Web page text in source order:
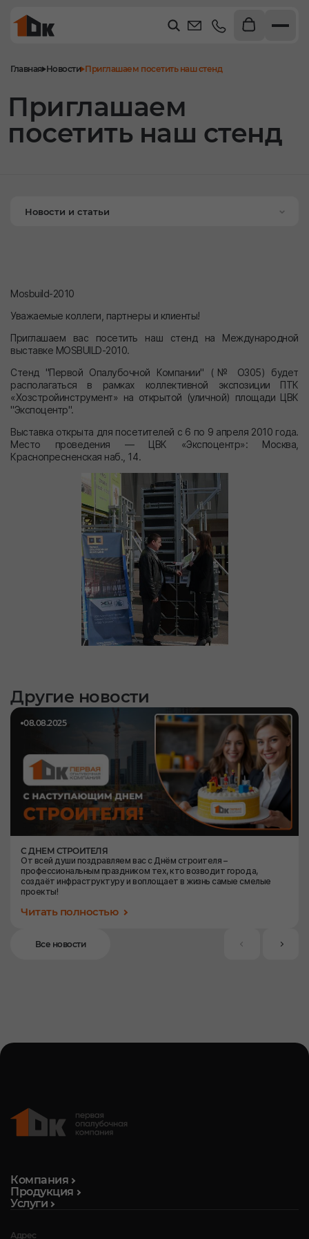
Приглашаем
посетить наш стенд
Главная Новости Приглашаем посетить наш стенд
Новости и статьи
Mosbuild-2010
Уважаемые коллеги, партнеры и клиенты!
Приглашаем вас посетить наш стенд на Международной
выставке MOSBUILD-2010.
Стенд "Первой Опалубочной Компании" (№ О305) будет
располагаться в рамках коллективной экспозиции ПТК
«Хозстройинструмент» на открытой (уличной) площади ЦВК
"Экспоцентр".
Выставка открыта для посетителей с 6 по 9 апреля 2010 года.
Место проведения — ЦВК «Экспоцентр»: Москва,
Краснопресненская наб., 14.
Другие новости
Все новости
С ДНЕМ СТРОИТЕЛЯ
От всей души поздравляем вас с Днём строителя –
профессиональным праздником тех, кто возводит города,
создаёт инфраструктуру и воплощает в жизнь самые смелые
проекты!
Читать полностью
08.08.2025
Компания
Продукция
Услуги
Адрес